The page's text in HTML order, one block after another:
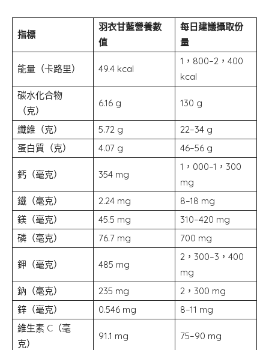
指標
羽衣甘藍營養數
值
每日建議攝取份
量
能量（卡路里） 49.4 kcal
1，800–2，400
kcal
碳水化合物
（克）
6.16 g 130 g
纖維（克） 5.72 g
22–34 g
蛋白質（克）
4.07 g 46–56 g
鈣（毫克） 354 mg
1，000–1，300
mg
鐵（毫克）
2.24 mg
8–18 mg
鎂（毫克）
45.5 mg
310–420 mg
磷（毫克）
76.7 mg 700 mg
鉀（毫克） 485 mg
2，300–3，400
mg
鈉（毫克）
235 mg
2，300 mg
鋅（毫克）
0.546 mg
8–11 mg
維生素 C（毫
克）
91.1 mg 75–90 mg